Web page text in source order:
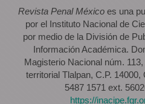
Revista Penal México es una
por el Instituto Nacional de
por medio de la División de
Información Académica.
Magisterio Nacional núm.
territorial Tlalpan, C.P.
5487 1571 ext.
https://